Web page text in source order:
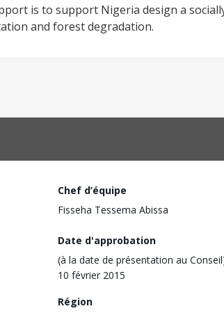
is to support Nigeria design a
and forest degradation.
Chef d’équipe
Fisseha Tessema Abissa
Date d'approbation
(à la date de présentation au
10 février 2015
Région